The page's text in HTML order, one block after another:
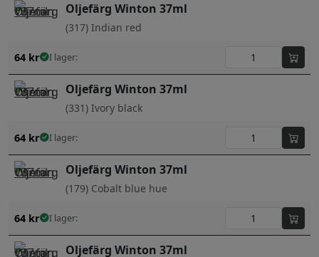
Oljefärg Winton 37ml
(317) Indian red
64 kr I lager:
Oljefärg Winton 37ml
(331) Ivory black
64 kr I lager:
Oljefärg Winton 37ml
(179) Cobalt blue hue
64 kr I lager:
Oljefärg Winton 37ml